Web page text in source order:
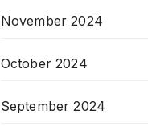
November 2024
October 2024
September 2024